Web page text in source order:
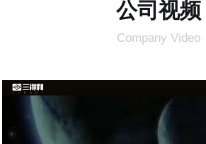
公司视频
Company Video